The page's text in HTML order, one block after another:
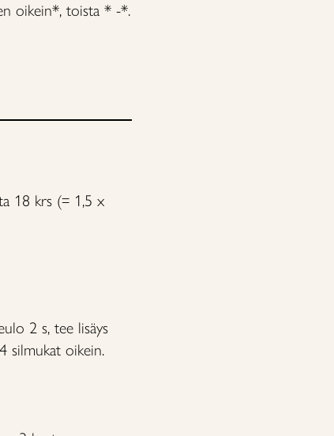
oikein*, toista * -*.
18 krs (= 1,5 x
2 s, tee lisäys
silmukat oikein.